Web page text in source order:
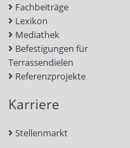
Fachbeiträge
Lexikon
Mediathek
Befestigungen für
Terrassendielen
Referenzprojekte
Karriere
Stellenmarkt